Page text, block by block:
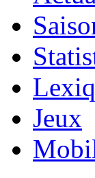
Jeux